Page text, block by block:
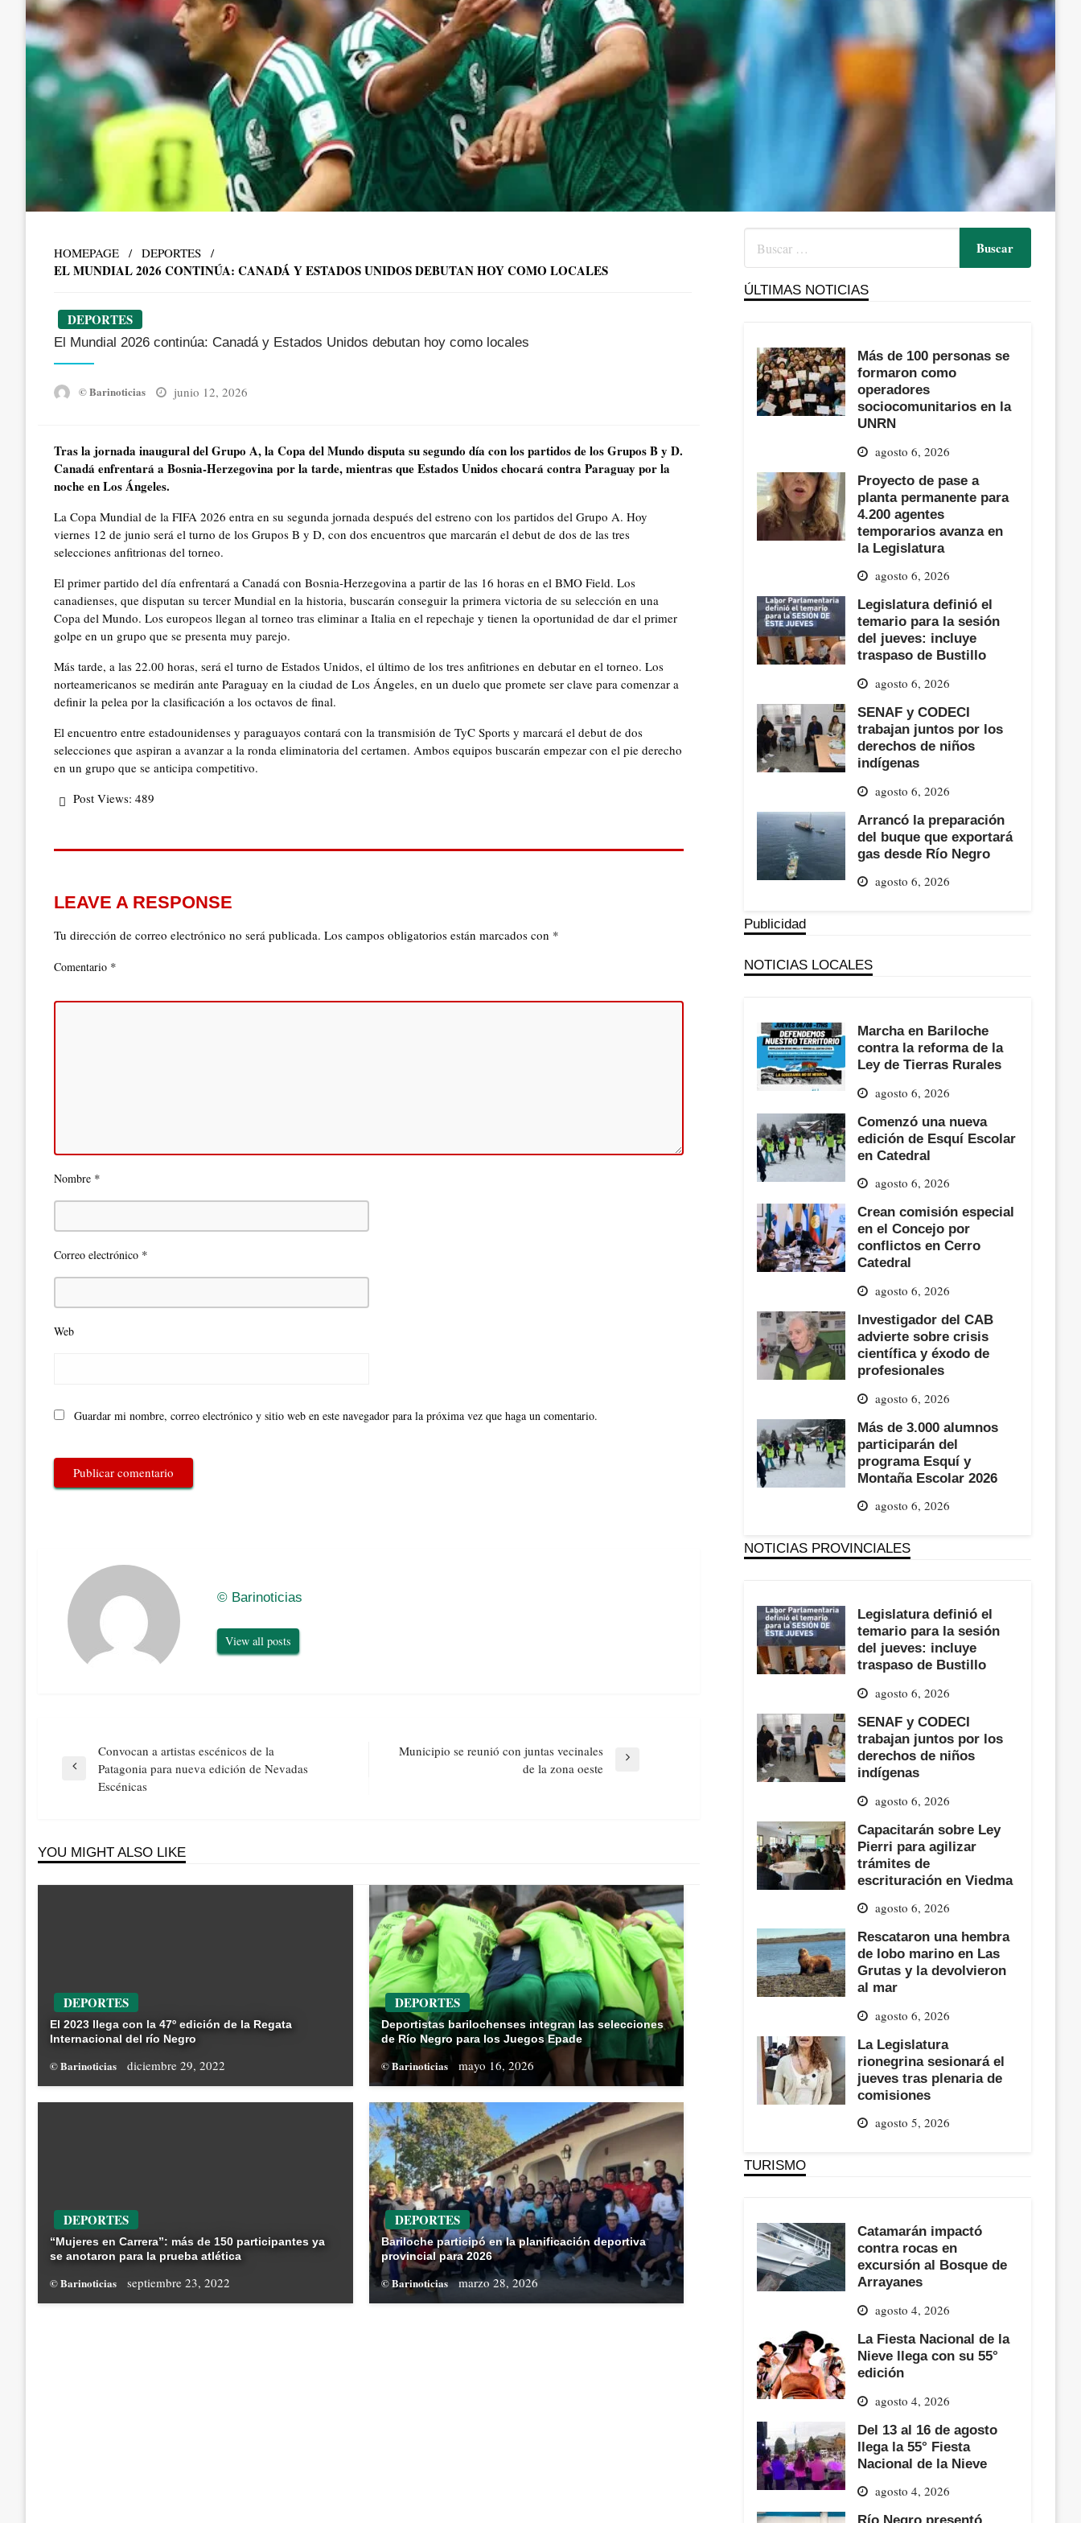
HOMEPAGE DEPORTES
EL MUNDIAL 2026 CONTINÚA: CANADÁ Y ESTADOS UNIDOS DEBUTAN HOY COMO LOCALES
DEPORTES
El Mundial 2026 continúa: Canadá y Estados Unidos debutan hoy como locales
© Barinoticias
Posted
junio 12, 2026
Tras la jornada inaugural del Grupo A, la Copa del Mundo disputa su segundo día con los partidos de los Grupos B y D.
Canadá enfrentará a Bosnia-Herzegovina por la tarde, mientras que Estados Unidos chocará contra Paraguay por la
noche en Los Ángeles.
La Copa Mundial de la FIFA 2026 entra en su segunda jornada después del estreno con los partidos del Grupo A. Hoy
viernes 12 de junio será el turno de los Grupos B y D, con dos encuentros que marcarán el debut de dos de las tres
selecciones anfitrionas del torneo.
El primer partido del día enfrentará a Canadá con Bosnia-Herzegovina a partir de las 16 horas en el BMO Field. Los
canadienses, que disputan su tercer Mundial en la historia, buscarán conseguir la primera victoria de su selección en una
Copa del Mundo. Los europeos llegan al torneo tras eliminar a Italia en el repechaje y tienen la oportunidad de dar el primer
golpe en un grupo que se presenta muy parejo.
Más tarde, a las 22.00 horas, será el turno de Estados Unidos, el último de los tres anfitriones en debutar en el torneo. Los
norteamericanos se medirán ante Paraguay en la ciudad de Los Ángeles, en un duelo que promete ser clave para comenzar a
definir la pelea por la clasificación a los octavos de final.
El encuentro entre estadounidenses y paraguayos contará con la transmisión de TyC Sports y marcará el debut de dos
selecciones que aspiran a avanzar a la ronda eliminatoria del certamen. Ambos equipos buscarán empezar con el pie derecho
en un grupo que se anticipa competitivo.
Post Views: 489
LEAVE A RESPONSE
Tu dirección de correo electrónico no será publicada. Los campos obligatorios están marcados con *
Comentario *
Nombre *
Correo electrónico *
Web
Guardar mi nombre, correo electrónico y sitio web en este navegador para la próxima vez que haga un comentario.
© Barinoticias
View all posts
Navegación
de
entradas
Previous
Convocan a artistas escénicos de la
Patagonia para nueva edición de Nevadas
Escénicas
Municipio se reunió con juntas vecinales
de la zona oeste
YOU MIGHT ALSO LIKE
DEPORTES
El 2023 llega con la 47º edición de la Regata
Internacional del río Negro
© Barinoticias diciembre 29, 2022
DEPORTES
Deportistas barilochenses integran las selecciones
de Río Negro para los Juegos Epade
© Barinoticias mayo 16, 2026
DEPORTES
“Mujeres en Carrera”: más de 150 participantes ya
se anotaron para la prueba atlética
© Barinoticias septiembre 23, 2022
DEPORTES
Bariloche participó en la planificación deportiva
provincial para 2026
© Barinoticias marzo 28, 2026
ÚLTIMAS NOTICIAS
Más de 100 personas se
formaron como
operadores
sociocomunitarios en la
UNRN
agosto 6, 2026
Proyecto de pase a
planta permanente para
4.200 agentes
temporarios avanza en
la Legislatura
agosto 6, 2026
Legislatura definió el
temario para la sesión
del jueves: incluye
traspaso de Bustillo
agosto 6, 2026
SENAF y CODECI
trabajan juntos por los
derechos de niños
indígenas
agosto 6, 2026
Arrancó la preparación
del buque que exportará
gas desde Río Negro
agosto 6, 2026
Publicidad
NOTICIAS LOCALES
Marcha en Bariloche
contra la reforma de la
Ley de Tierras Rurales
agosto 6, 2026
Comenzó una nueva
edición de Esquí Escolar
en Catedral
agosto 6, 2026
Crean comisión especial
en el Concejo por
conflictos en Cerro
Catedral
agosto 6, 2026
Investigador del CAB
advierte sobre crisis
científica y éxodo de
profesionales
agosto 6, 2026
Más de 3.000 alumnos
participarán del
programa Esquí y
Montaña Escolar 2026
agosto 6, 2026
NOTICIAS PROVINCIALES
Legislatura definió el
temario para la sesión
del jueves: incluye
traspaso de Bustillo
agosto 6, 2026
SENAF y CODECI
trabajan juntos por los
derechos de niños
indígenas
agosto 6, 2026
Capacitarán sobre Ley
Pierri para agilizar
trámites de
escrituración en Viedma
agosto 6, 2026
Rescataron una hembra
de lobo marino en Las
Grutas y la devolvieron
al mar
agosto 6, 2026
La Legislatura
rionegrina sesionará el
jueves tras plenaria de
comisiones
agosto 5, 2026
TURISMO
Catamarán impactó
contra rocas en
excursión al Bosque de
Arrayanes
agosto 4, 2026
La Fiesta Nacional de la
Nieve llega con su 55°
edición
agosto 4, 2026
Del 13 al 16 de agosto
llega la 55° Fiesta
Nacional de la Nieve
agosto 4, 2026
Río Negro presentó